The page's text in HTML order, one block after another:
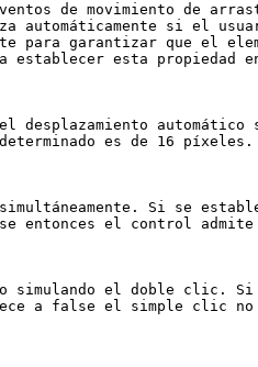
de movimiento de
automáticamente si el
para garantizar que el
establecer esta propiedad
es de 16 píxeles.
Si se
el control
simulando el doble clic.
a false el simple clic